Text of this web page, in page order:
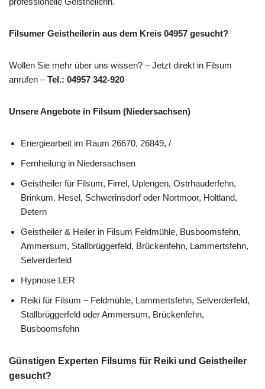
Filsumer Geistheilerin aus dem Kreis 04957 gesucht?
Wollen Sie mehr über uns wissen? – Jetzt direkt in Filsum
anrufen –Tel.: 04957 342-920
Unsere Angebote in Filsum (Niedersachsen)
Energiearbeit im Raum 26670, 26849, /
Fernheilung in Niedersachsen
Geistheiler für Filsum, Firrel, Uplengen, Ostrhauderfehn,
Brinkum, Hesel, Schwerinsdorf oder Nortmoor, Holtland,
Detern
Geistheiler & Heiler in Filsum Feldmühle, Busboomsfehn,
Ammersum, Stallbrüggerfeld, Brückenfehn, Lammertsfehn,
Selverderfeld
Hypnose LER
Reiki für Filsum – Feldmühle, Lammertsfehn, Selverderfeld,
Stallbrüggerfeld oder Ammersum, Brückenfehn,
Busboomsfehn
Günstigen Experten Filsums für Reiki und Geistheiler
gesucht?